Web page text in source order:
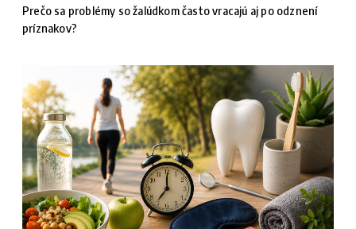
Prečo sa problémy so žalúdkom často vracajú aj po odznení
príznakov?